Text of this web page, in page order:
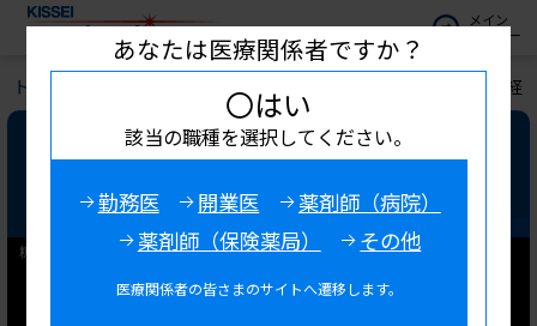
メイン
メニュー
トップ キッセイ診療サポート 糖尿病性神経
糖尿病性神経障害の診断と検査に
ついて
あなたは医療関係者ですか？
〇はい
該当の職種を選択してください。
勤務医 開業医
薬剤師（病院）
薬剤師（保険薬局）
その他
医療関係者の皆さまのサイトへ遷移します。